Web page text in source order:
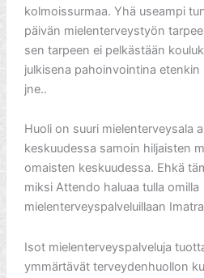
kolmoissurmaa. Yhä useampi
päivän mielenterveystyön
sen tarpeen ei pelkästään
julkisena pahoinvointina
jne..
Huoli on suuri mielenterveysala
keskuudessa samoin hiljaisten
omaisten keskuudessa. Ehkä
miksi Attendo haluaa tulla omilla
mielenterveyspalveluillaan
Isot mielenterveyspalveluja
ymmärtävät terveydenhuollon